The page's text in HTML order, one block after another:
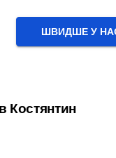
ШВИДШЕ У НАС
Костянтин